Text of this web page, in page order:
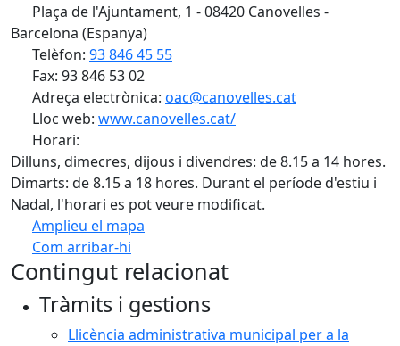
Plaça de l'Ajuntament, 1 - 08420 Canovelles -
Barcelona (Espanya)
Telèfon: 93 846 45 55
Fax: 93 846 53 02
Adreça electrònica: oac@canovelles.cat
Lloc web: www.canovelles.cat/
Horari:
Dilluns, dimecres, dijous i divendres: de 8.15 a 14 hores.
Dimarts: de 8.15 a 18 hores. Durant el període d'estiu i
Nadal, l'horari es pot veure modificat.
Amplieu el mapa
Com arribar-hi
+
Contingut relacionat
Tràmits i gestions
Llicència administrativa municipal per a la